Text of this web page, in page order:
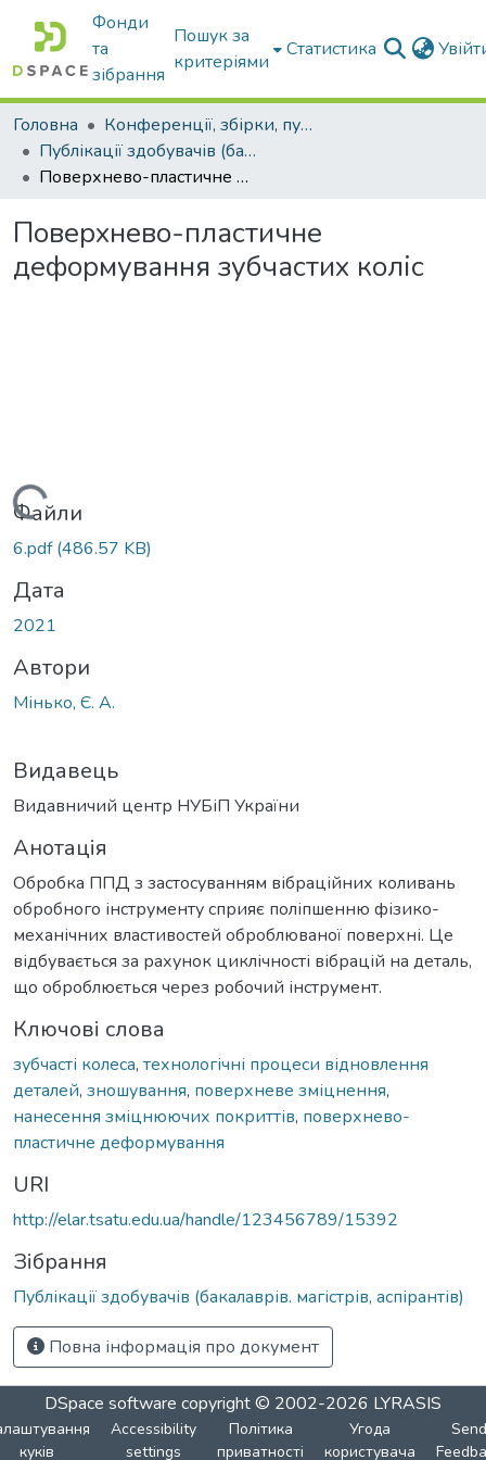
Фонди
та
зібрання
Пошук за
критеріями
Статистика
Головна
Конференції, збірки, публікації молодих вчених і здобувачів : магістрів, бакалаврів, аспірантів.
Публікації здобувачів (бакалаврів. магістрів, аспірантів)
Поверхнево-пластичне деформування зубчастих коліс
Поверхнево-пластичне
деформування зубчастих коліс
Вантажиться...
Файли
6.pdf(486.57 KB)
Дата
2021
Автори
Мінько, Є. А.
Видавець
Видавничий центр НУБіП України
Анотація
Обробка ППД з застосуванням вібраційних коливань
обробного інструменту сприяє поліпшенню фізико-
механічних властивостей оброблюваної поверхні. Це
відбувається за рахунок циклічності вібрацій на деталь,
що оброблюється через робочий інструмент.
Ключові слова
зубчасті колеса, технологічні процеси відновлення
деталей, зношування, поверхневе зміцнення,
нанесення зміцнюючих покриттів, поверхнево-
пластичне деформування
URI
http://elar.tsatu.edu.ua/handle/123456789/15392
Зібрання
Публікації здобувачів (бакалаврів. магістрів, аспірантів)
Повна інформація про документ
DSpace software copyright © 2002-2026 LYRASIS
куків
Accessibility
settings
Політика
приватності
Угода
користувача
Send